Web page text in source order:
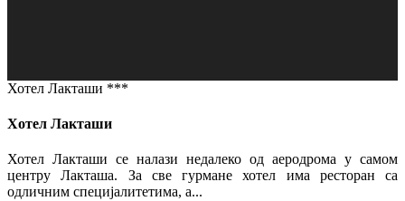
Хотел Лакташи ***
Хотел Лакташи
Хотел Лакташи се налази недалеко од аеродрома у самом
центру Лакташа. За све гурмане хотел има ресторан са
одличним специјалитетима, а...